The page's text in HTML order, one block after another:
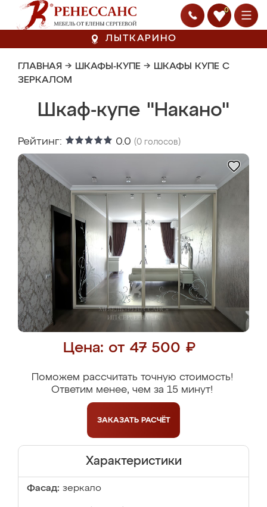
0
ЛЫТКАРИНО
ГЛАВНАЯ → ШКАФЫ-КУПЕ → ШКАФЫ КУПЕ С
ЗЕРКАЛОМ
Шкаф-купе "Накано"
Рейтинг: 0.0 (0 голосов)
Цена: от 47 500 ₽
Поможем рассчитать точную стоимость!
Ответим менее, чем за 15 минут!
ЗАКАЗАТЬ РАСЧЁТ
Характеристики
Фасад: зеркало